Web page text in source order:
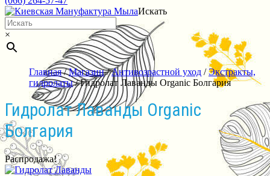
Искать
×
Главная/Магазин/Антивозрастной уход /Экстракты,
гидролаты/ Гидролат Лаванды Organic Болгария
Гидролат Лаванды Organic
Болгария
Распродажа!